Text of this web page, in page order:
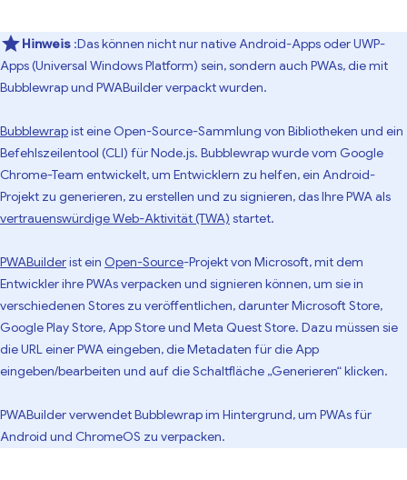
Hinweis :Das können nicht nur native Android-Apps oder UWP-
Apps (Universal Windows Platform) sein, sondern auch PWAs, die mit
Bubblewrap und PWABuilder verpackt wurden.
Bubblewrapist eine Open-Source-Sammlung von Bibliotheken und ein
Befehlszeilentool (CLI) für Node.js. Bubblewrap wurde vom Google
Chrome-Team entwickelt, um Entwicklern zu helfen, ein Android-
Projekt zu generieren, zu erstellen und zu signieren, das Ihre PWA als
vertrauenswürdige Web-Aktivität (TWA) startet.
PWABuilderist ein Open-Source-Projekt von Microsoft, mit dem
Entwickler ihre PWAs verpacken und signieren können, um sie in
verschiedenen Stores zu veröffentlichen, darunter Microsoft Store,
Google Play Store, App Store und Meta Quest Store. Dazu müssen sie
die URL einer PWA eingeben, die Metadaten für die App
eingeben/bearbeiten und auf die Schaltfläche „Generieren“ klicken.
PWABuilder verwendet Bubblewrap im Hintergrund, um PWAs für
Android und ChromeOS zu verpacken.